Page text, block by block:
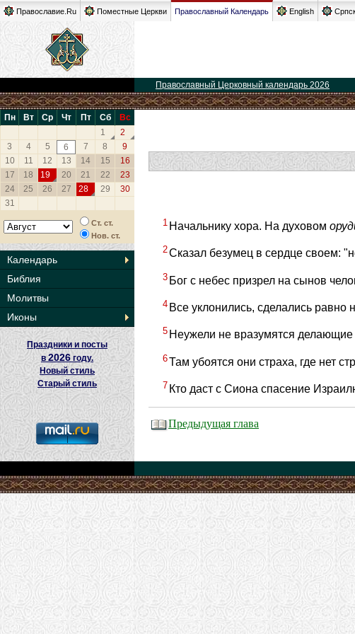
Православие.Ru Поместные Церкви Православный Календарь English
Православный Церковный календарь 2026
Пн Вт Ср Чт Пт Сб
Вс
1
2
3
4 5 6 7 8
9
10
11 12 13 14 15
16
17
18 19 20 21 22
23
24
25 26 27 28 29
30
31
Ст. ст.
Нов. ст.
Календарь
Библия
Молитвы
Иконы
Праздники и посты
в2026 году.
Новый стиль
Старый стиль
1 Начальнику хора. На духовом
2Сказал безумец в сердце своем:
3 Бог с небес призрел на сынов
4 Все уклонились, сделались
5 Неужели не вразумятся
6Там убоятся они страха, где нет
7 Кто даст с Сиона спасение
Предыдущая глава